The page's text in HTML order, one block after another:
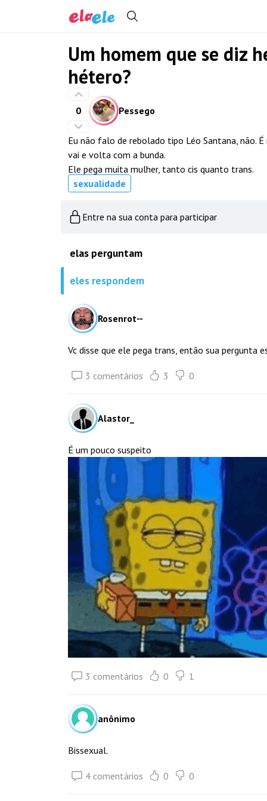
Um homem que se diz
hétero?
0 Pessego
Eu não falo de rebolado tipo Léo Santana, não.
vai e volta com a bunda.
Ele pega muita mulher, tanto cis quanto trans.
sexualidade
Entre na sua conta para participar
elas perguntam
eles respondem
Rosenrot--
Vc disse que ele pega trans, então sua pergunta
3 comentários 3 0
Alastor_
É um pouco suspeito
3 comentários 0 1
anônimo
Bissexual.
4 comentários 0 0